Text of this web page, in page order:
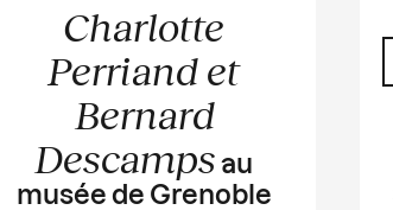
Charlotte
Perriand et
Bernard
Descamps au
musée de Grenoble